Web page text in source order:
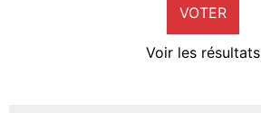
VOTER
Voir les résultats